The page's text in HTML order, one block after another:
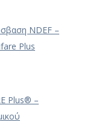
NDEF –
Plus
Plus® –